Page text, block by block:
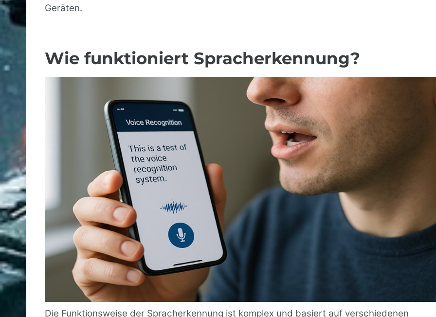
Geräten.
Wie funktioniert Spracherkennung?
Die Funktionsweise der Spracherkennung ist komplex und basiert auf verschiedenen